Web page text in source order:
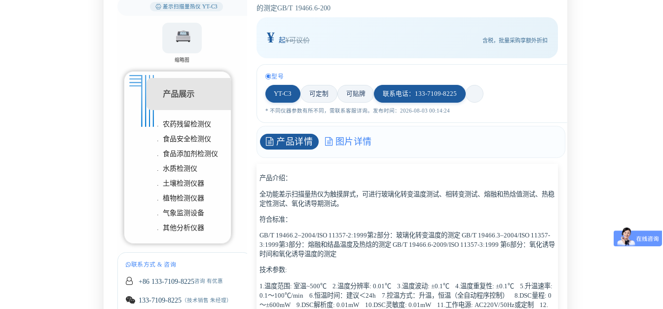
差示扫描量热仪 YT-C3
缩略图
产品展示
. 农药残留检测仪
. 食品安全检测仪
. 食品添加剂检测仪
. 水质检测仪
. 土壤检测仪器
. 植物检测仪器
. 气象监测设备
. 其他分析仪器
联系方式 & 咨询
+86 133-7109-8225咨询 有优惠
133-7109-8225（技术销售 朱经理）
的测定GB/T 19466.6-200
¥ 起¥可议价 含税，批量采购享额外折扣
型号
YT-C3 可定制 可贴牌 联系电话：133-7109-8225
* 不同仪器参数有所不同，需联系客服详询。发布时间：2026-08-03 00:14:24
产品详情 图片详情
产品介绍：
全功能差示扫描量热仪为触摸屏式，可进行玻璃化转变温度测试、相转变测试、熔融和热焓值测试、热稳
定性测试、氧化诱导期测试。
符合标准：
GB/T 19466.2–2004/ISO 11357-2:1999第2部分：玻璃化转变温度的测定 GB/T 19466.3–2004/ISO 11357-
3:1999第3部分：熔融和结晶温度及热焓的测定 GB/T 19466.6-2009/ISO 11357-3:1999 第6部分：氧化诱导
时间和氧化诱导温度的测定
技术参数:
1.温度范围: 室温~500℃ 2.温度分辨率: 0.01℃ 3.温度波动: ±0.1℃ 4.温度重复性: ±0.1℃ 5.升温速率:
0.1～100℃/min 6.恒温时间：建议＜24h 7.控温方式：升温，恒温（全自动程序控制） 8.DSC量程: 0
～±600mW 9.DSC解析度: 0.01mW 10.DSC灵敏度: 0.01mW 11.工作电源: AC220V/50Hz或定制 12.